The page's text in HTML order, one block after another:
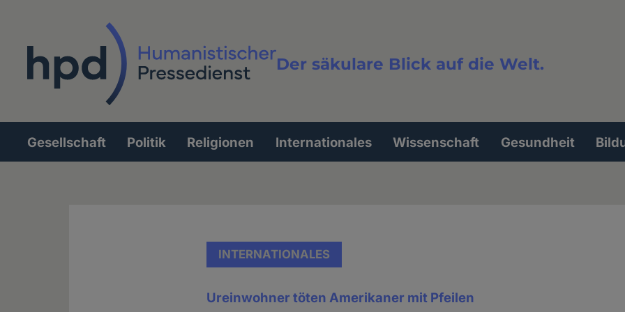
Der säkulare Blick auf die Welt.
Volltextsuche
Hauptnavigation
Gesellschaft Politik Religionen Internationales Wissenschaft Gesundheit
INTERNATIONALES
Ureinwohner töten Amerikaner mit Pfeilen